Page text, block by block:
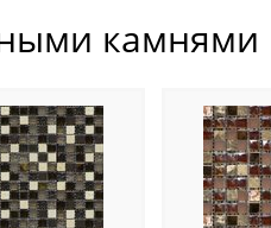
камнями